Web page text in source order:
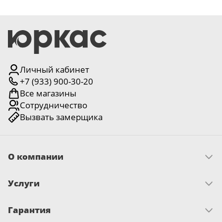
Личный кабинет
+7 (933) 900-30-20
Все магазины
Сотрудничество
Вызвать замерщика
О компании
Миссия и ценности
Новости
Услуги
Замер
Гарантия